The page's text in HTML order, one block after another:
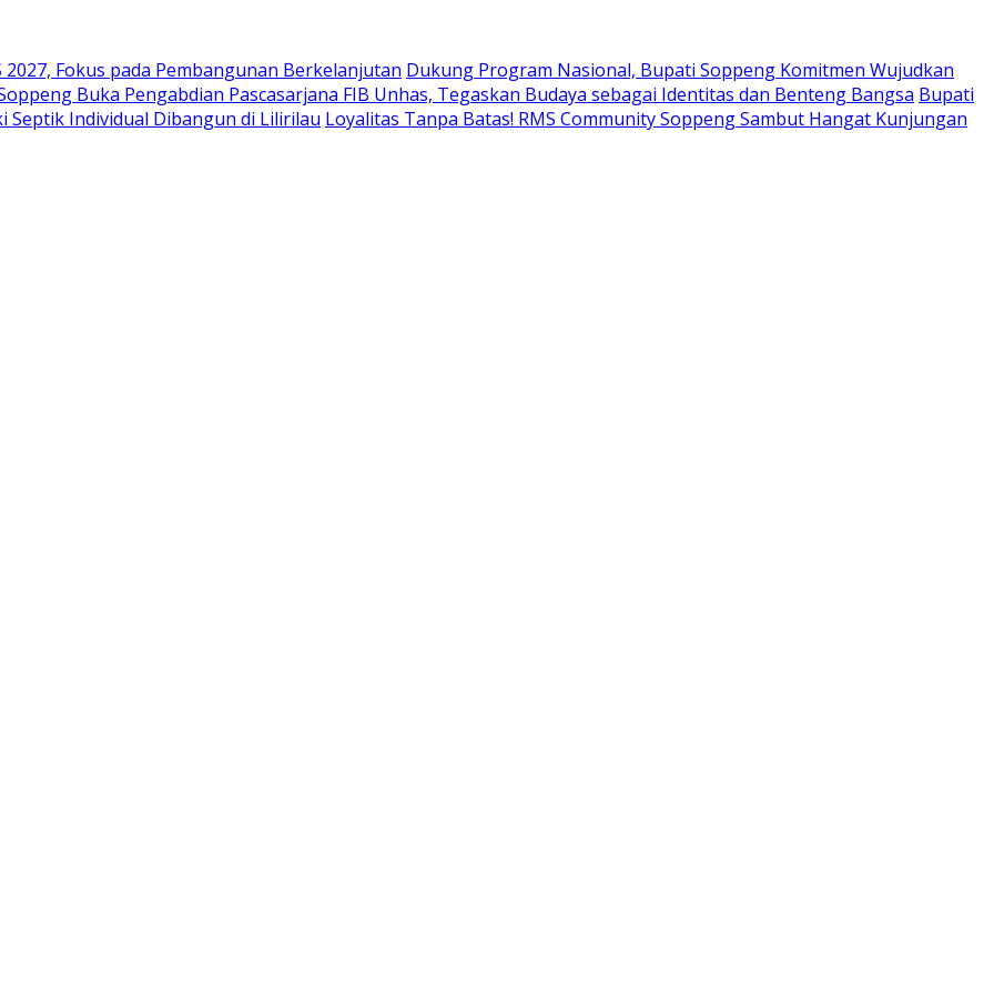
2027, Fokus pada Pembangunan Berkelanjutan Dukung Program Nasional, Bupati Soppeng Komitmen Wujudkan
Buka Pengabdian Pascasarjana FIB Unhas, Tegaskan Budaya sebagai Identitas dan Benteng Bangsa Bupati
Septik Individual Dibangun di Lilirilau Loyalitas Tanpa Batas! RMS Community Soppeng Sambut Hangat Kunjungan